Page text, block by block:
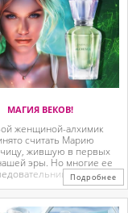
МАГИЯ ВЕКОВ!
женщиной-алхимик
считать Марию
жившую в первых
эры. Но многие ее
так ...
Подробнее